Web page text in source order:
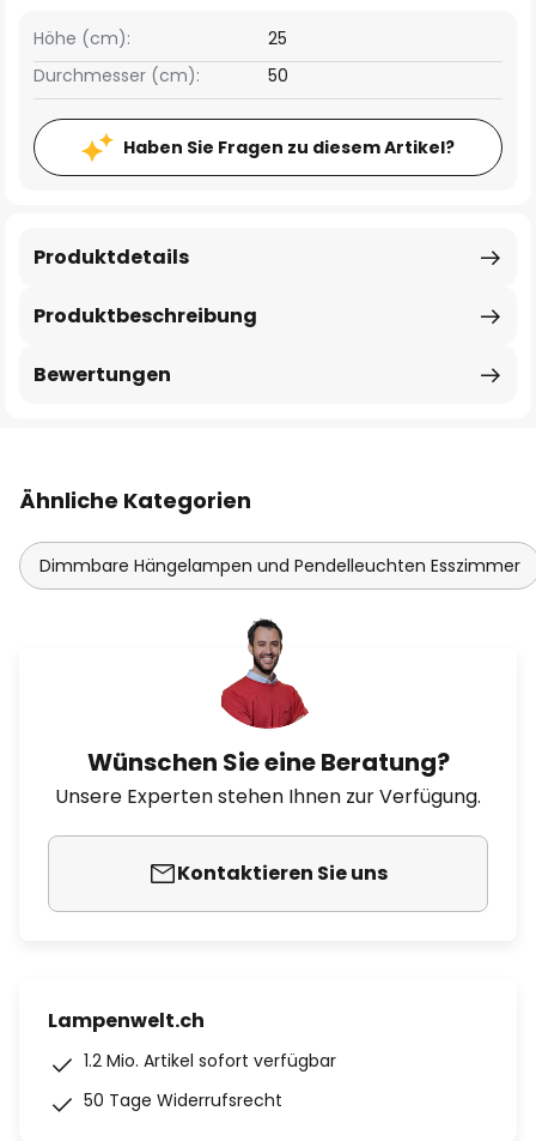
Höhe (cm):
25
Durchmesser (cm):
50
Haben Sie Fragen zu diesem Artikel?
Produktbeschreibung
Produktdetails
Bewertungen
Ähnliche Kategorien
Dimmbare Hängelampen und Pendelleuchten Esszimmer
Wünschen Sie eine Beratung?
Unsere Experten stehen Ihnen zur Verfügung.
Kontaktieren Sie uns
Lampenwelt.ch
1.2 Mio. Artikel sofort verfügbar
50 Tage Widerrufsrecht